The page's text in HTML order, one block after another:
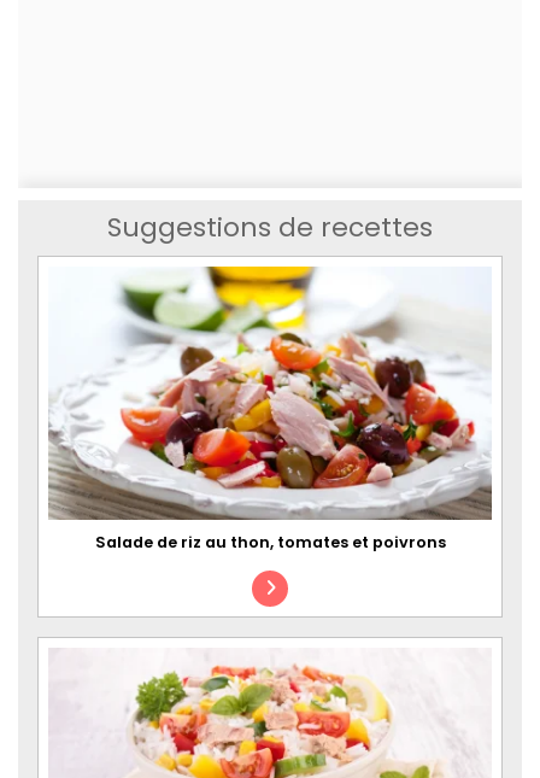
Suggestions de recettes
Salade de riz au thon, tomates et poivrons